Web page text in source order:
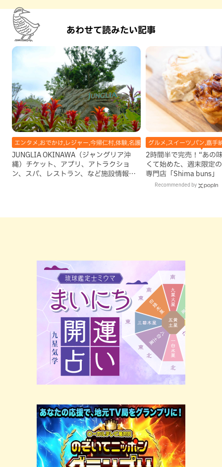
あわせて読みたい記事
エンタメ,おでかけ,レジャー,今帰仁村,体験,名護市,地域,本島北部,自然
JUNGLIA OKINAWA（ジャングリア沖
縄）チケット、アプリ、アトラクショ
ン、スパ、レストラン、など施設情報を
グルメ,スイーツ,パン,嘉手
2時間半で完売！“あの
くて始めた、週末限定
専門店「Shima buns」
Recommended by